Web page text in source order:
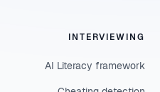
INTERVIEWING
AI Literacy framework